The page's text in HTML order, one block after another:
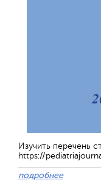
Изучить перечень
https://
подробнее